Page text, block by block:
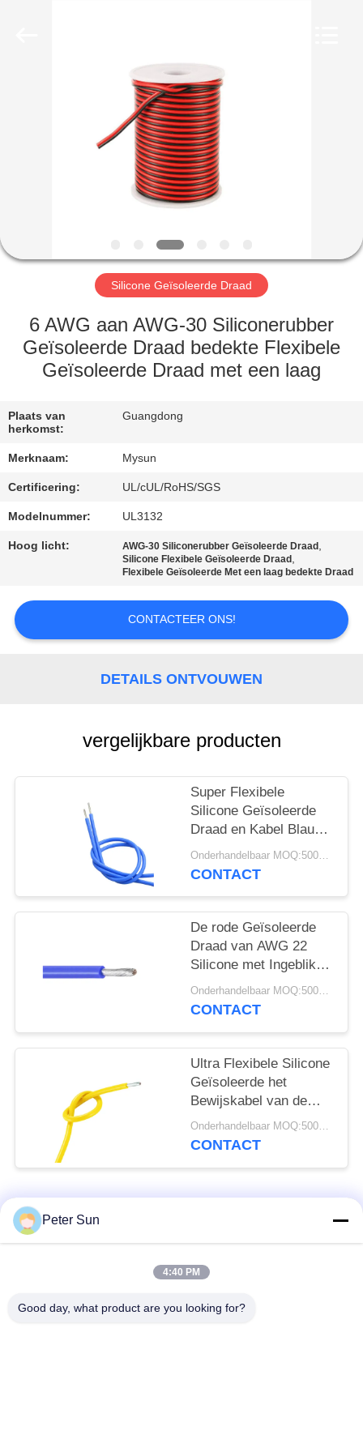
PRODUCTEN
ONGEVEER
FABRIEKSREIS
KWALITEITSCONTROLE
CONTACTEER
CITAAT
SITEMAP
PRIVACY
POLICY
Silicone Geïsoleerde Draad
6 AWG aan AWG-30 Siliconerubber
Geïsoleerde Draad bedekte Flexibele
Geïsoleerde Draad met een laag
Plaats van
herkomst:
Guangdong
Merknaam: Mysun
Certificering: UL/cUL/RoHS/SGS
Modelnummer: UL3132
Hoog licht: AWG-30 Siliconerubber Geïsoleerde Draad ,
Silicone Flexibele Geïsoleerde Draad ,
Flexibele Geïsoleerde Met een laag bedekte Draad
CONTACTEER ONS!
DETAILS ONTVOUWEN
vergelijkbare producten
Super Flexibele
Silicone Geïsoleerde
Draad en Kabel Blauwe
Kleur UL3135 600V
200C
Onderhandelbaar MOQ:5000 PC 's
CONTACT
De rode Geïsoleerde
Draad van AWG 22
Silicone met Ingeblikte
Koperen geleider
UL3133
Onderhandelbaar MOQ:5000 PC 's
CONTACT
Ultra Flexibele Silicone
Geïsoleerde het
Bewijskabel van de
Draadhitte voor
Huistoestel UL3135
Onderhandelbaar MOQ:5000 PC 's
CONTACT
populaire categorieën
Silicone Geïsoleerde
Peter Sun
4:40 PM
Good day, what product are you looking for?